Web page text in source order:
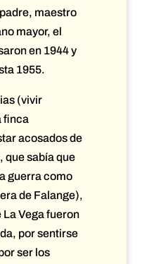
maestro
mayor, el
en 1944 y
1955.
(vivir
finca
acosados de
que sabía que
guerra como
de Falange),
La Vega fueron
por sentirse
ser los